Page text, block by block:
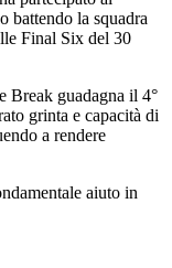
battendo la squadra
Final Six del 30
Break guadagna il 4°
grinta e capacità di
a rendere
aiuto in